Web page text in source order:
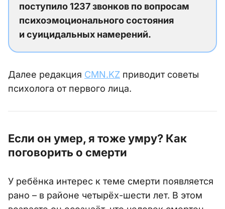
поступило 1237 звонков по вопросам
психоэмоционального состояния
и суицидальных намерений.
Далее редакция CMN.KZ приводит советы
психолога от первого лица.
Если он умер, я тоже умру? Как
поговорить о смерти
У ребёнка интерес к теме смерти появляется
рано – в районе четырёх-шести лет. В этом